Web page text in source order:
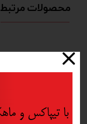
محصولات مرتبط
با تیپاکس و